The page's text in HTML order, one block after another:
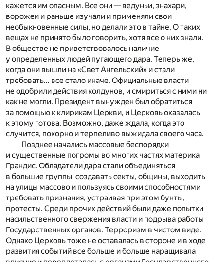
кажется им опасным. Все они — ведуньи, знахари,
ворожеи и раньше изучали и применяли свои
необыкновенные силы, но делали это в тайне. О таких
вещах не принято было говорить, хотя все о них знали.
В обществе не приветствовалось наличие
у определенных людей пугающего дара. Теперь же,
когда они вышли на «Свет Ангельский» и стали
требовать… все стало иначе. Официальные власти
не одобрили действия колдунов, и смириться с ними ни
как не могли. Президент вынужден был обратиться
за помощью к клирикам Церкви, и Церковь оказалась
к этому готова. Возможно, даже ждала, когда это
случится, покорно и терпеливо выжидала своего часа.
Позднее начались массовые беспорядки
и существенные погромы во многих частях материка
Грандис. Обладатели дара стали объединяться
в большие группы, создавать секты, общины, выходить
на улицы массово и пользуясь своими способностями
требовать признания, устраивая при этом бунты,
протесты. Среди прочих действий были даже попытки
насильственного свержения власти и подрыва работы
Государственных органов. Терроризм в чистом виде.
Однако Церковь тоже не оставалась в стороне и в ходе
развития событий все больше и больше наращивала